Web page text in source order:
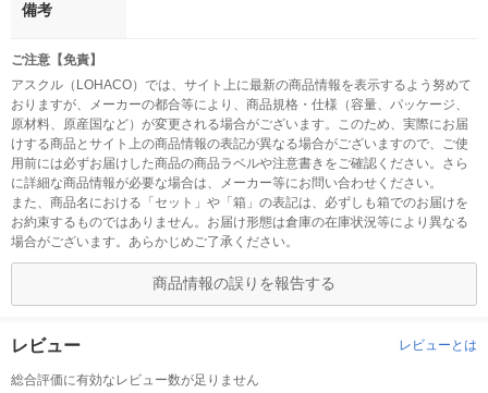
備考
ご注意【免責】
アスクル（LOHACO）では、サイト上に最新の商品情報を表示するよう努めて
おりますが、メーカーの都合等により、商品規格・仕様（容量、パッケージ、
原材料、原産国など）が変更される場合がございます。このため、実際にお届
けする商品とサイト上の商品情報の表記が異なる場合がございますので、ご使
用前には必ずお届けした商品の商品ラベルや注意書きをご確認ください。さら
に詳細な商品情報が必要な場合は、メーカー等にお問い合わせください。
また、商品名における「セット」や「箱」の表記は、必ずしも箱でのお届けを
お約束するものではありません。お届け形態は倉庫の在庫状況等により異なる
場合がございます。あらかじめご了承ください。
商品情報の誤りを報告する
レビュー レビューとは
総合評価に有効なレビュー数が足りません